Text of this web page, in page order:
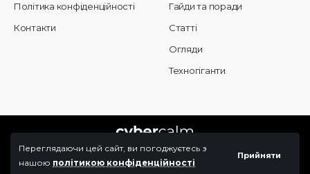
Переглядаючи цей сайт, ви погоджуєтесь з
нашою політикою конфіденційності
Прийняти
Політика конфіденційності
Контакти
Гайди та поради
Статті
Огляди
Техногіганти
© 2025 Cybercalm. All Rights Reserved.